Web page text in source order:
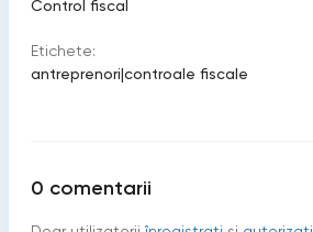
Control fiscal
Etichete:
antreprenori|controale fiscale
0 comentarii